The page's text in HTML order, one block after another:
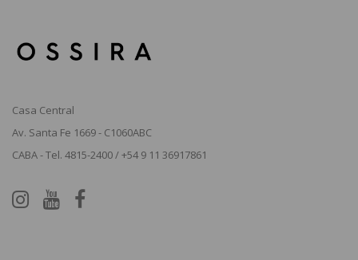
Casa Central
Av. Santa Fe 1669 - C1060ABC
CABA - Tel. 4815-2400 / +54 9 11 36917861